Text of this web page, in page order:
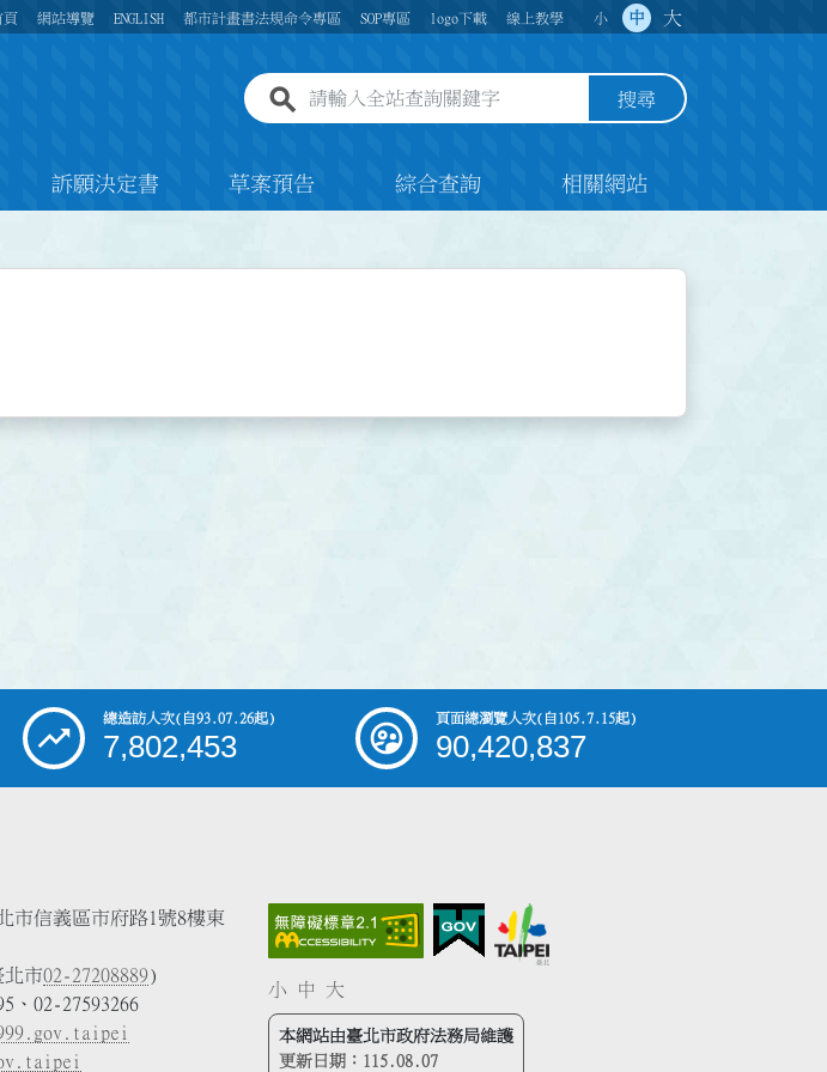
頁 網站導覽 ENGLISH 都市計畫書法規命令專區 SOP專區 logo下載 線上教學 小 中 大
全站查詢關鍵字欄位 搜尋
訴願決定書 草案預告 綜合查詢 相關網站
總造訪人次(自93.07.26起)
7,802,453
頁面總瀏覽人次(自105.7.15起)
90,420,837
市信義區市府路1號8樓東
市02-27208889)
、02-27593266
小 中 大
本網站由臺北市政府法務局維護
更新日期： 115.08.07